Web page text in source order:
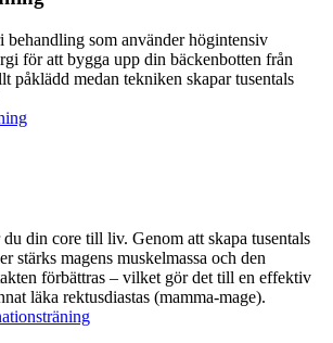
behandling som använder högintensiv
för att bygga upp din bäckenbotten från
påklädd medan tekniken skapar tusentals
din core till liv. Genom att skapa tusentals
stärks magens muskelmassa och den
förbättras – vilket gör det till en effektiv
läka rektusdiastas (mamma-mage).